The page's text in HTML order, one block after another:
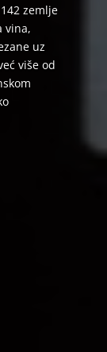
zemlje
vina,
uz
više od